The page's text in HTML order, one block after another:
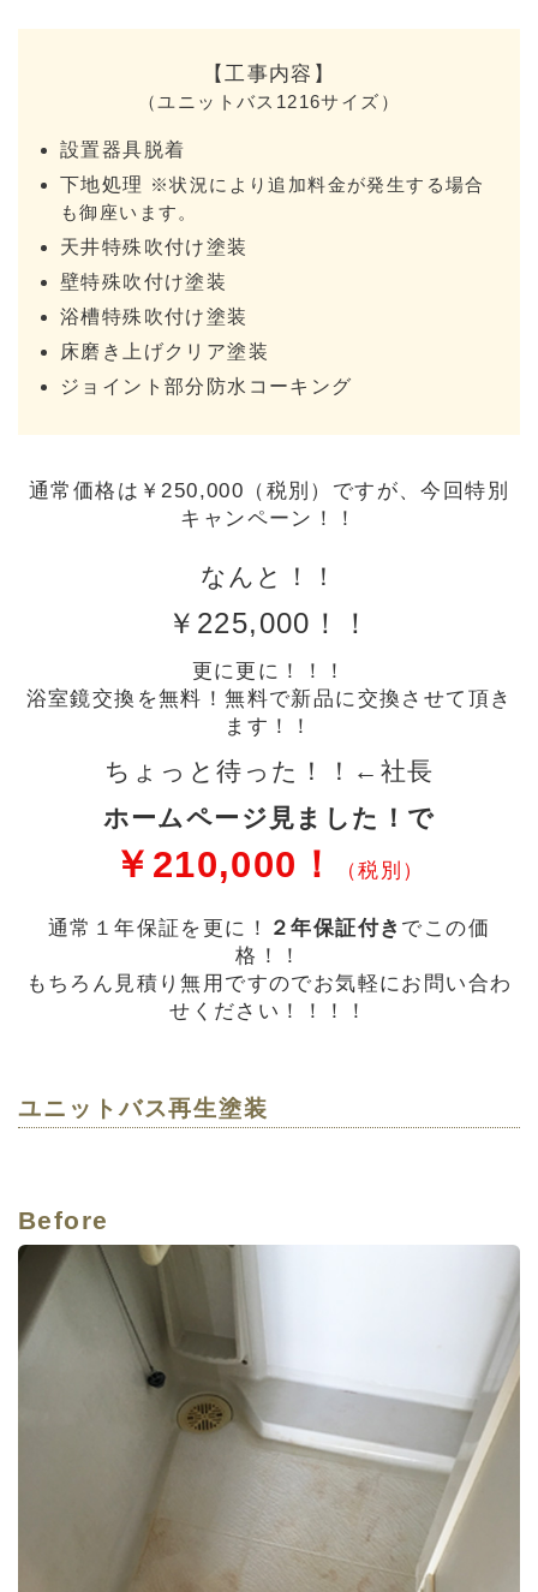
【工事内容】
（ユニットバス1216サイズ）
設置器具脱着
下地処理 ※状況により追加料金が発生する場合
も御座います。
天井特殊吹付け塗装
壁特殊吹付け塗装
浴槽特殊吹付け塗装
床磨き上げクリア塗装
ジョイント部分防水コーキング
通常価格は￥250,000（税別）ですが、今回特別
キャンペーン！！
なんと！！
￥225,000！！
更に更に！！！
浴室鏡交換を無料！無料で新品に交換させて頂き
ます！！
ちょっと待った！！←社長
ホームページ見ました！で
￥210,000！ （税別）
通常１年保証を更に！ ２年保証付き でこの価
格！！
もちろん見積り無用ですのでお気軽にお問い合わ
せください！！！！
ユニットバス再生塗装
Before